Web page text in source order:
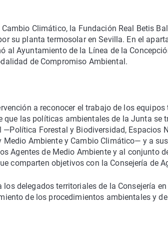
Climático, la Fundación Real Betis
su planta termosolar en Sevilla. En el
al Ayuntamiento de la Línea de la
de Compromiso Ambiental.
a reconocer el trabajo de los
las políticas ambientales de la Junta se
Forestal y Biodiversidad, Espacios
Ambiente y Cambio Climático— y a
Agentes de Medio Ambiente y al conjunto
comparten objetivos con la Consejería de
delegados territoriales de la Consejería
de los procedimientos ambientales y